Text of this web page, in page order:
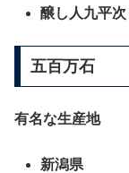
醸し人九平次
五百万石
有名な生産地
新潟県